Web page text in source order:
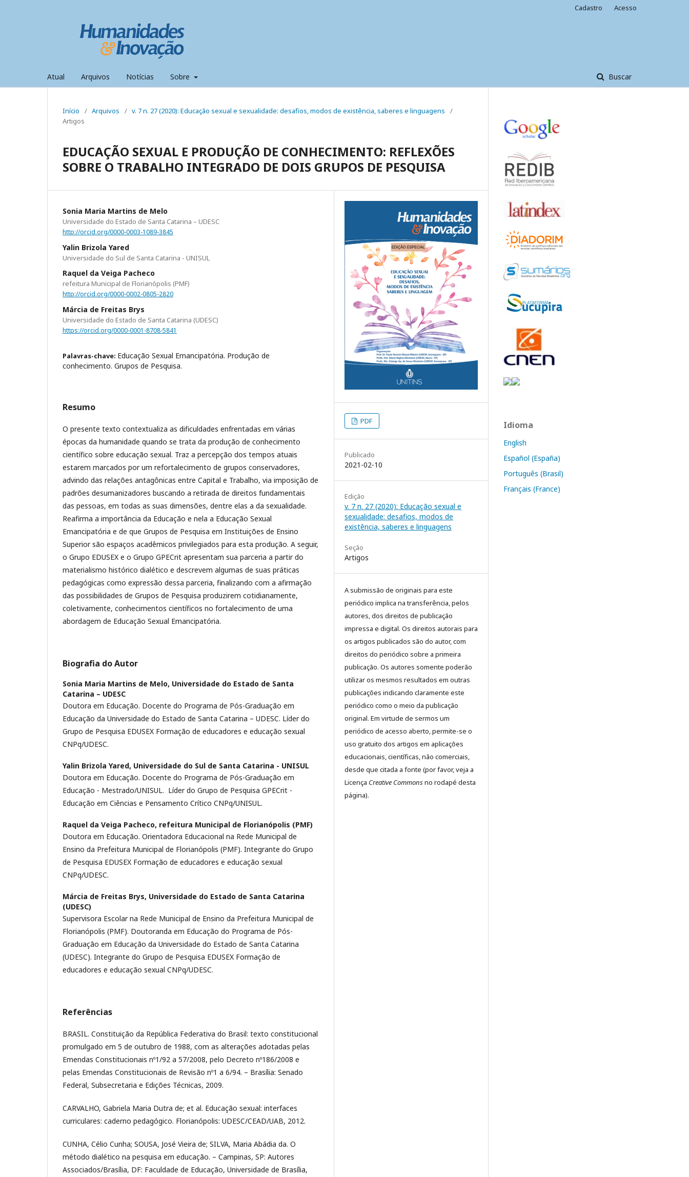
Atual Arquivos Notícias Sobre Buscar
Cadastro Acesso
Início / Arquivos / v. 7 n. 27 (2020): Educação sexual e sexualidade: desafios, modos de existência, saberes e linguagens
/
Artigos
EDUCAÇÃO SEXUAL E PRODUÇÃO DE CONHECIMENTO: REFLEXÕES
SOBRE O TRABALHO INTEGRADO DE DOIS GRUPOS DE PESQUISA
Sonia Maria Martins de Melo
Universidade do Estado de Santa Catarina – UDESC
http://orcid.org/0000-0003-1089-3845
Yalin Brizola Yared
Universidade do Sul de Santa Catarina - UNISUL
Raquel da Veiga Pacheco
refeitura Municipal de Florianópolis (PMF)
http://orcid.org/0000-0002-0805-2820
Márcia de Freitas Brys
Universidade do Estado de Santa Catarina (UDESC)
https://orcid.org/0000-0001-8708-5841
Palavras-chave: Educação Sexual Emancipatória. Produção de
conhecimento. Grupos de Pesquisa.
Resumo
O presente texto contextualiza as dificuldades enfrentadas em várias
épocas da humanidade quando se trata da produção de conhecimento
científico sobre educação sexual. Traz a percepção dos tempos atuais
estarem marcados por um refortalecimento de grupos conservadores,
advindo das relações antagônicas entre Capital e Trabalho, via imposição de
padrões desumanizadores buscando a retirada de direitos fundamentais
das pessoas, em todas as suas dimensões, dentre elas a da sexualidade.
Reafirma a importância da Educação e nela a Educação Sexual
Emancipatória e de que Grupos de Pesquisa em Instituições de Ensino
Superior são espaços acadêmicos privilegiados para esta produção. A seguir,
o Grupo EDUSEX e o Grupo GPECrit apresentam sua parceria a partir do
materialismo histórico dialético e descrevem algumas de suas práticas
pedagógicas como expressão dessa parceria, finalizando com a afirmação
das possibilidades de Grupos de Pesquisa produzirem cotidianamente,
coletivamente, conhecimentos científicos no fortalecimento de uma
abordagem de Educação Sexual Emancipatória.
Biografia do Autor
Sonia Maria Martins de Melo, Universidade do Estado de Santa
Catarina – UDESC
Doutora em Educação. Docente do Programa de Pós-Graduação em
Educação da Universidade do Estado de Santa Catarina – UDESC. Líder do
Grupo de Pesquisa EDUSEX Formação de educadores e educação sexual
CNPq/UDESC.
Yalin Brizola Yared, Universidade do Sul de Santa Catarina - UNISUL
Doutora em Educação. Docente do Programa de Pós-Graduação em
Educação - Mestrado/UNISUL. Líder do Grupo de Pesquisa GPECrit -
Educação em Ciências e Pensamento Crítico CNPq/UNISUL.
Raquel da Veiga Pacheco, refeitura Municipal de Florianópolis (PMF)
Doutora em Educação. Orientadora Educacional na Rede Municipal de
Ensino da Prefeitura Municipal de Florianópolis (PMF). Integrante do Grupo
de Pesquisa EDUSEX Formação de educadores e educação sexual
CNPq/UDESC.
Márcia de Freitas Brys, Universidade do Estado de Santa Catarina
(UDESC)
Supervisora Escolar na Rede Municipal de Ensino da Prefeitura Municipal de
Florianópolis (PMF). Doutoranda em Educação do Programa de Pós-
Graduação em Educação da Universidade do Estado de Santa Catarina
(UDESC). Integrante do Grupo de Pesquisa EDUSEX Formação de
educadores e educação sexual CNPq/UDESC.
Referências
BRASIL. Constituição da República Federativa do Brasil: texto constitucional
promulgado em 5 de outubro de 1988, com as alterações adotadas pelas
Emendas Constitucionais nº1/92 a 57/2008, pelo Decreto nº186/2008 e
pelas Emendas Constitucionais de Revisão nº1 a 6/94. – Brasília: Senado
Federal, Subsecretaria e Edições Técnicas, 2009.
CARVALHO, Gabriela Maria Dutra de; et al. Educação sexual: interfaces
curriculares: caderno pedagógico. Florianópolis: UDESC/CEAD/UAB, 2012.
CUNHA, Célio Cunha; SOUSA, José Vieira de; SILVA, Maria Abádia da. O
método dialético na pesquisa em educação. – Campinas, SP: Autores
Associados/Brasília, DF: Faculdade de Educação, Universidade de Brasília,
PDF
Publicado
2021-02-10
Edição
v. 7 n. 27 (2020): Educação sexual e
sexualidade: desafios, modos de
existência, saberes e linguagens
Seção
Artigos
A submissão de originais para este
periódico implica na transferência, pelos
autores, dos direitos de publicação
impressa e digital. Os direitos autorais para
os artigos publicados são do autor, com
direitos do periódico sobre a primeira
publicação. Os autores somente poderão
utilizar os mesmos resultados em outras
publicações indicando claramente este
periódico como o meio da publicação
original. Em virtude de sermos um
periódico de acesso aberto, permite-se o
uso gratuito dos artigos em aplicações
educacionais, científicas, não comerciais,
desde que citada a fonte (por favor, veja a
Licença Creative Commonsno rodapé desta
página).
Idioma
English
Español (España)
Português (Brasil)
Français (France)